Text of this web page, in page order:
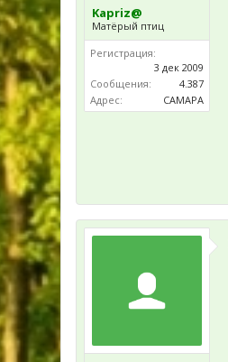
Kapriz@
Матёрый птиц
Регистрация:
3 дек 2009
Сообщения:
4.387
Адрес:
САМАРА